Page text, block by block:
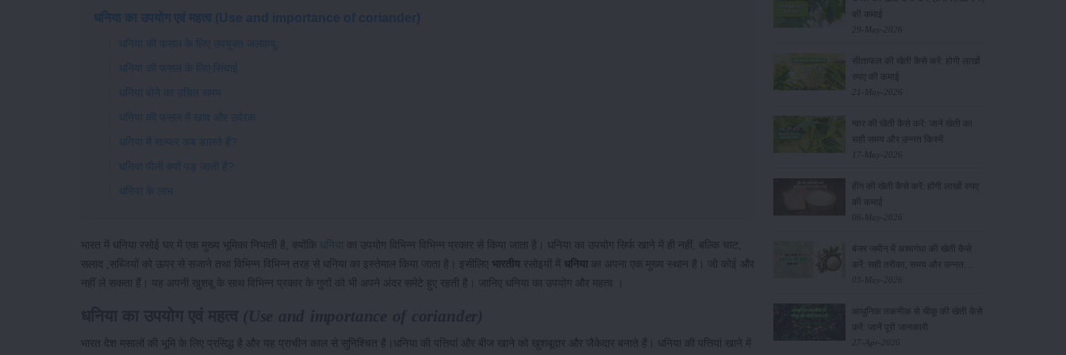
धनिया का उपयोग एवं महत्व (Use and importance of coriander)
धनिया की फसल के लिए उपयुक्त जलवायु:
धनिया की फसल के लिए सिंचाई
धनिया बोने का उचित समय
धनिया की फसल में खाद और उर्वरक
धनिया में सल्फर कब डालते हैं?
धनिया पीली क्यों पड़ जाती है?
धनिया के लाभ
भारत में धनिया रसोई घर में एक मुख्य भूमिका निभाती है, क्योंकि धनिया
का उपयोग विभिन्न विभिन्न प्रकार से किया जाता है। धनिया का उपयोग सिर्फ खाने में ही नहीं, बल्कि चाट,
सलाद ,सब्जियों को ऊपर से सजाने तथा विभिन्न विभिन्न तरह से धनिया का इस्तेमाल किया जाता है। इसीलिए भारतीय रसोइयों में धनिया का अपना एक मुख्य स्थान है। जो कोई और
नहीं ले सकता हैं। यह अपनी खुशबू के साथ विभिन्न प्रकार के गुणों को भी अपने अंदर समेटे हुए रहती है। जानिए धनिया का उपयोग और महत्व ।
भारत देश मसालों की भूमि के लिए प्रसिद्ध है और यह प्राचीन काल से सुनिश्चित है।धनिया की पत्तियां और बीज खाने को खुशबूदार और जैकेदार बनाते हैं। धनिया की पत्तियां खाने में
की कमाई
29-May-2026
सीताफल की खेती कैसे करें: होगी लाखों
रुपए की कमाई
21-May-2026
ग्वार की खेती कैसे करें: जानें खेती का
सही समय और उन्नत किस्में
17-May-2026
हींग की खेती कैसे करें: होंगी लाखों रुपए
की कमाई
06-May-2026
बंजर जमीन में अश्वगंधा की खेती कैसे
करें: सही तरीका, समय और उन्नत
तकनीकें
03-May-2026
आधुनिक तकनीक से चीकू की खेती कैसे
करें: जानें पूरी जानकारी
27-Apr-2026